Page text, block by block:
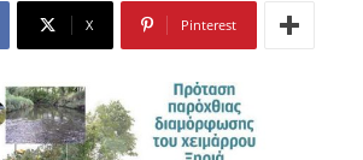
X Pinterest